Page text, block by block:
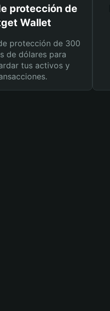
protección de
Wallet
protección de 300
de dólares para
tus activos y